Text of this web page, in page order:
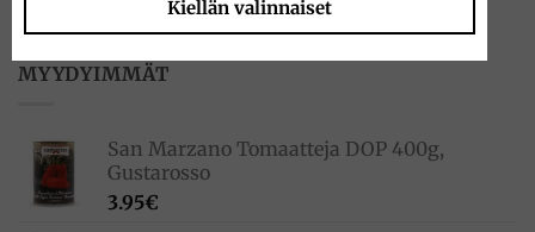
MYYDYIMMÄT
San Marzano Tomaatteja DOP 400g,
Gustarosso
3.95€
Kiellän valinnaiset